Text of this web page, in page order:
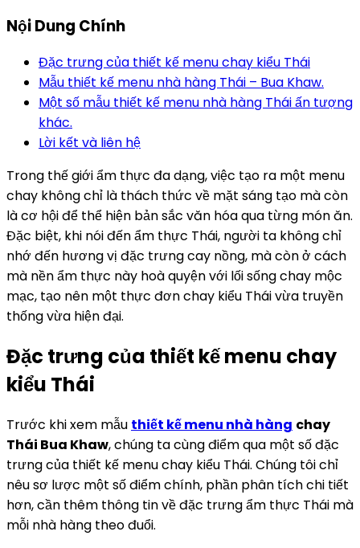
Nội Dung Chính
Đặc trưng của thiết kế menu chay kiểu Thái
Mẫu thiết kế menu nhà hàng Thái – Bua Khaw.
Một số mẫu thiết kế menu nhà hàng Thái ấn tượng
khác.
Lời kết và liên hệ
Trong thế giới ẩm thực đa dạng, việc tạo ra một menu
chay không chỉ là thách thức về mặt sáng tạo mà còn
là cơ hội để thể hiện bản sắc văn hóa qua từng món ăn.
Đặc biệt, khi nói đến ẩm thực Thái, người ta không chỉ
nhớ đến hương vị đặc trưng cay nồng, mà còn ở cách
mà nền ẩm thực này hoà quyện với lối sống chay mộc
mạc, tạo nên một thực đơn chay kiểu Thái vừa truyền
thống vừa hiện đại.
Đặc trưng của thiết kế menu chay
kiểu Thái
Trước khi xem mẫu thiết kế menu nhà hàng chay
Thái Bua Khaw, chúng ta cùng điểm qua một số đặc
trưng của thiết kế menu chay kiểu Thái. Chúng tôi chỉ
nêu sơ lược một số điểm chính, phần phân tích chi tiết
hơn, cần thêm thông tin về đặc trưng ẩm thực Thái mà
mỗi nhà hàng theo đuổi.